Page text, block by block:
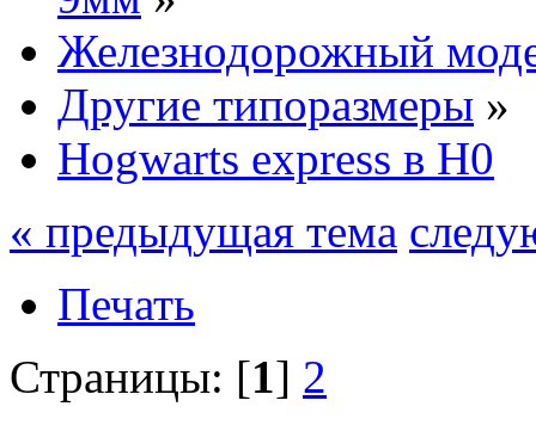
Железнодорожный
Другие типоразмеры »
Hogwarts express в H0
« предыдущая тема
Печать
Страницы: [1] 2